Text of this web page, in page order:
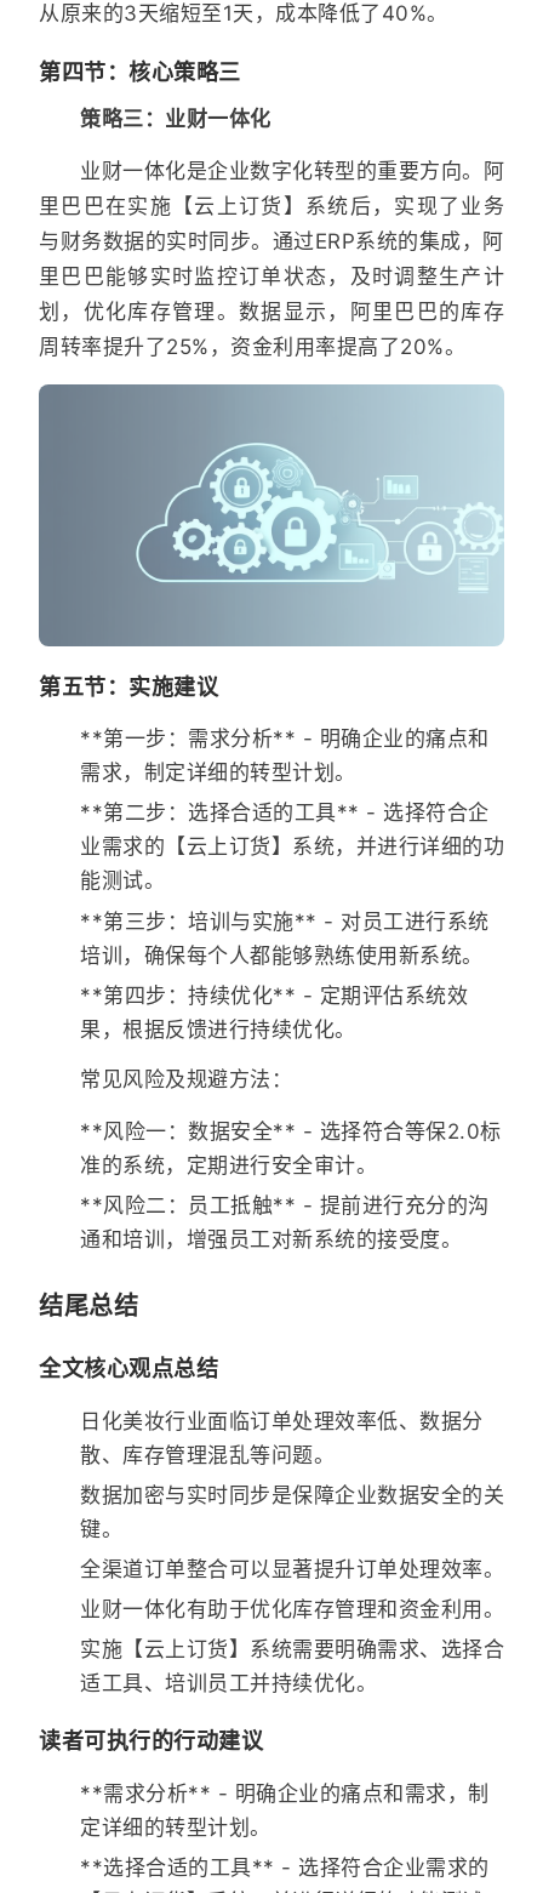
从原来的3天缩短至1天，成本降低了40%。
第四节：核心策略三
策略三：业财一体化
业财一体化是企业数字化转型的重要方向。阿
里巴巴在实施【云上订货】系统后，实现了业务
与财务数据的实时同步。通过ERP系统的集成，阿
里巴巴能够实时监控订单状态，及时调整生产计
划，优化库存管理。数据显示，阿里巴巴的库存
周转率提升了25%，资金利用率提高了20%。
第五节：实施建议
**第一步：需求分析** - 明确企业的痛点和
需求，制定详细的转型计划。
**第二步：选择合适的工具** - 选择符合企
业需求的【云上订货】系统，并进行详细的功
能测试。
**第三步：培训与实施** - 对员工进行系统
培训，确保每个人都能够熟练使用新系统。
**第四步：持续优化** - 定期评估系统效
果，根据反馈进行持续优化。
常见风险及规避方法：
**风险一：数据安全** - 选择符合等保2.0标
准的系统，定期进行安全审计。
**风险二：员工抵触** - 提前进行充分的沟
通和培训，增强员工对新系统的接受度。
结尾总结
全文核心观点总结
日化美妆行业面临订单处理效率低、数据分
散、库存管理混乱等问题。
数据加密与实时同步是保障企业数据安全的关
键。
全渠道订单整合可以显著提升订单处理效率。
业财一体化有助于优化库存管理和资金利用。
实施【云上订货】系统需要明确需求、选择合
适工具、培训员工并持续优化。
读者可执行的行动建议
**需求分析** - 明确企业的痛点和需求，制
定详细的转型计划。
**选择合适的工具** - 选择符合企业需求的